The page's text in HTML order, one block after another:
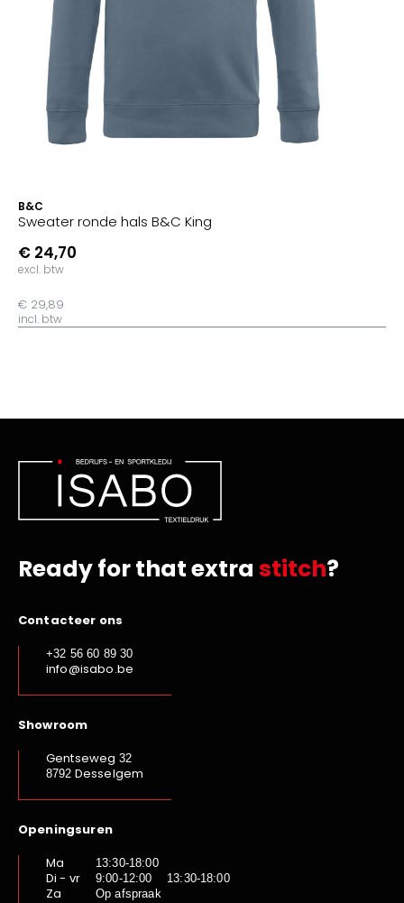
B&C
Sweater ronde hals B&C King
€ 24,70
excl. btw
€ 29,89
incl. btw
Ready for that extra stitch?
Contacteer ons
+32 56 60 89 30
info@isabo.be
Showroom
Gentseweg 32
8792 Desselgem
Openingsuren
Ma
13:30-18:00
Di - vr 9:00-12:00 13:30-18:00
Za Op afspraak